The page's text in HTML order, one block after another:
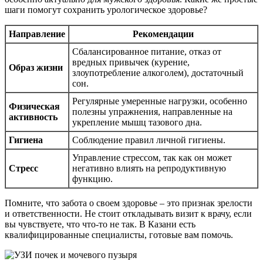
шаги помогут сохранить урологическое здоровье?
Направление Рекомендации
Образ жизни
Сбалансированное питание, отказ от
вредных привычек (курение,
злоупотребление алкоголем), достаточный
сон.
Физическая
активность
Регулярные умеренные нагрузки, особенно
полезны упражнения, направленные на
укрепление мышц тазового дна.
Гигиена
Соблюдение правил личной гигиены.
Стресс
Управление стрессом, так как он может
негативно влиять на репродуктивную
функцию.
Помните, что забота о своем здоровье – это признак зрелости
и ответственности. Не стоит откладывать визит к врачу, если
вы чувствуете, что что-то не так. В Казани есть
квалифицированные специалисты, готовые вам помочь.